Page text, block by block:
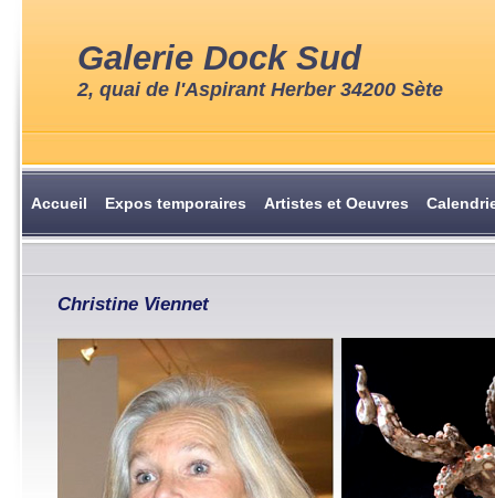
Galerie Dock Sud
2, quai de l'Aspirant Herber 34200 Sète
Accueil Expos temporaires Artistes et Oeuvres
Christine Viennet